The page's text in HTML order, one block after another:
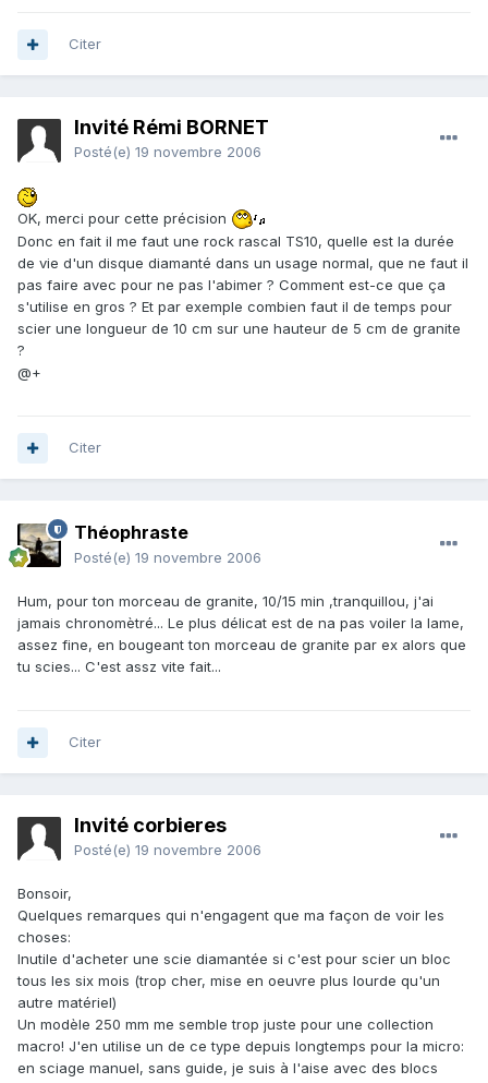
Citer
Invité Rémi BORNET
Posté(e) 19 novembre 2006
OK, merci pour cette précision
Donc en fait il me faut une rock rascal TS10, quelle est la durée
de vie d'un disque diamanté dans un usage normal, que ne faut il
pas faire avec pour ne pas l'abimer ? Comment est-ce que ça
s'utilise en gros ? Et par exemple combien faut il de temps pour
scier une longueur de 10 cm sur une hauteur de 5 cm de granite
?
@+
Citer
Théophraste
Posté(e) 19 novembre 2006
Hum, pour ton morceau de granite, 10/15 min ,tranquillou, j'ai
jamais chronomètré... Le plus délicat est de na pas voiler la lame,
assez fine, en bougeant ton morceau de granite par ex alors que
tu scies... C'est assz vite fait...
Citer
Invité corbieres
Posté(e) 19 novembre 2006
Bonsoir,
Quelques remarques qui n'engagent que ma façon de voir les
choses:
Inutile d'acheter une scie diamantée si c'est pour scier un bloc
tous les six mois (trop cher, mise en oeuvre plus lourde qu'un
autre matériel)
Un modèle 250 mm me semble trop juste pour une collection
macro! J'en utilise un de ce type depuis longtemps pour la micro:
en sciage manuel, sans guide, je suis à l'aise avec des blocs